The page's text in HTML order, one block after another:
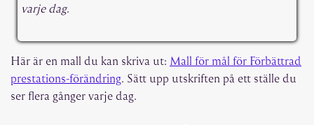
varje dag.
Här är en mall du kan skriva ut: Mall för mål för Förbättrad
prestations-förändring. Sätt upp utskriften på ett ställe du
ser flera gånger varje dag.